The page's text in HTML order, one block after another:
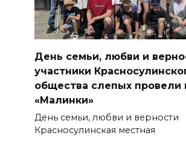
День семьи, любви и
участники
общества слепых провели
«Малинки»
День семьи, любви и верности
Красносулинская местная